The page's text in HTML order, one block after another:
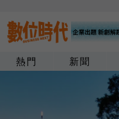
熱門 新聞